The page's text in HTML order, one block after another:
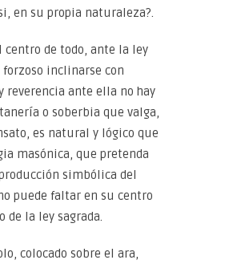
en su propia naturaleza?.
centro de todo, ante la ley
forzoso inclinarse con
reverencia ante ella no hay
o soberbia que valga,
es natural y lógico que
masónica, que pretenda
simbólica del
puede faltar en su centro
de la ley sagrada.
colocado sobre el ara,